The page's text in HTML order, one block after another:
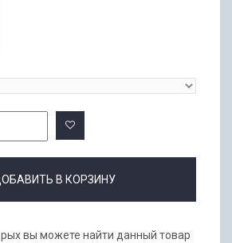
В КОРЗИНУ
вы можете найти данный товар